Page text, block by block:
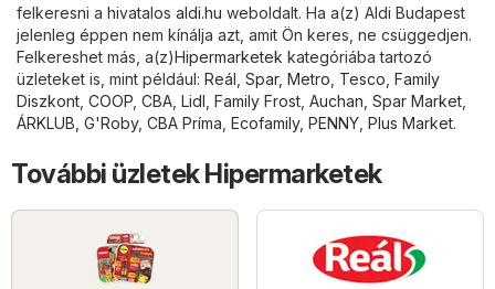
felkeresni a hivatalos aldi.hu weboldalt. Ha a(z) Aldi Budapest
jelenleg éppen nem kínálja azt, amit Ön keres, ne csüggedjen.
Felkereshet más, a(z)Hipermarketek kategóriába tartozó
üzleteket is, mint például: Reál Spar, Metro Tesco Family
Diszkont COOP CBA Lidl Family Frost Auchan Spar Market
ÁRKLUB G'Roby, CBA Príma Ecofamily, PENNY Plus Market.
További üzletek Hipermarketek